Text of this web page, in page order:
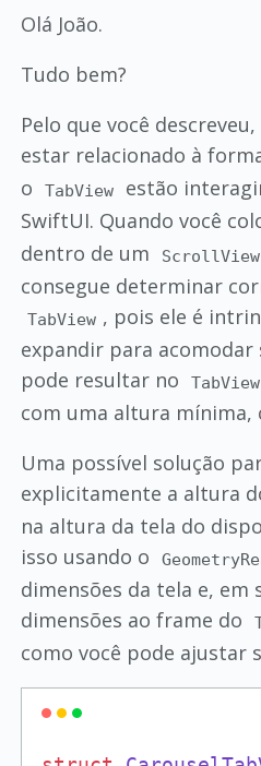
Olá João.
Tudo bem?
Pelo que você
estar relacionado à
o
TabView
estão
SwiftUI. Quando você
dentro de um ScrollView
consegue determinar
TabView , pois ele é
expandir para acomodar
pode resultar no
TabView
com uma altura mínima,
Uma possível solução
explicitamente a altura
na altura da tela do
isso usando o
dimensões da tela e, em
dimensões ao frame do
como você pode ajustar